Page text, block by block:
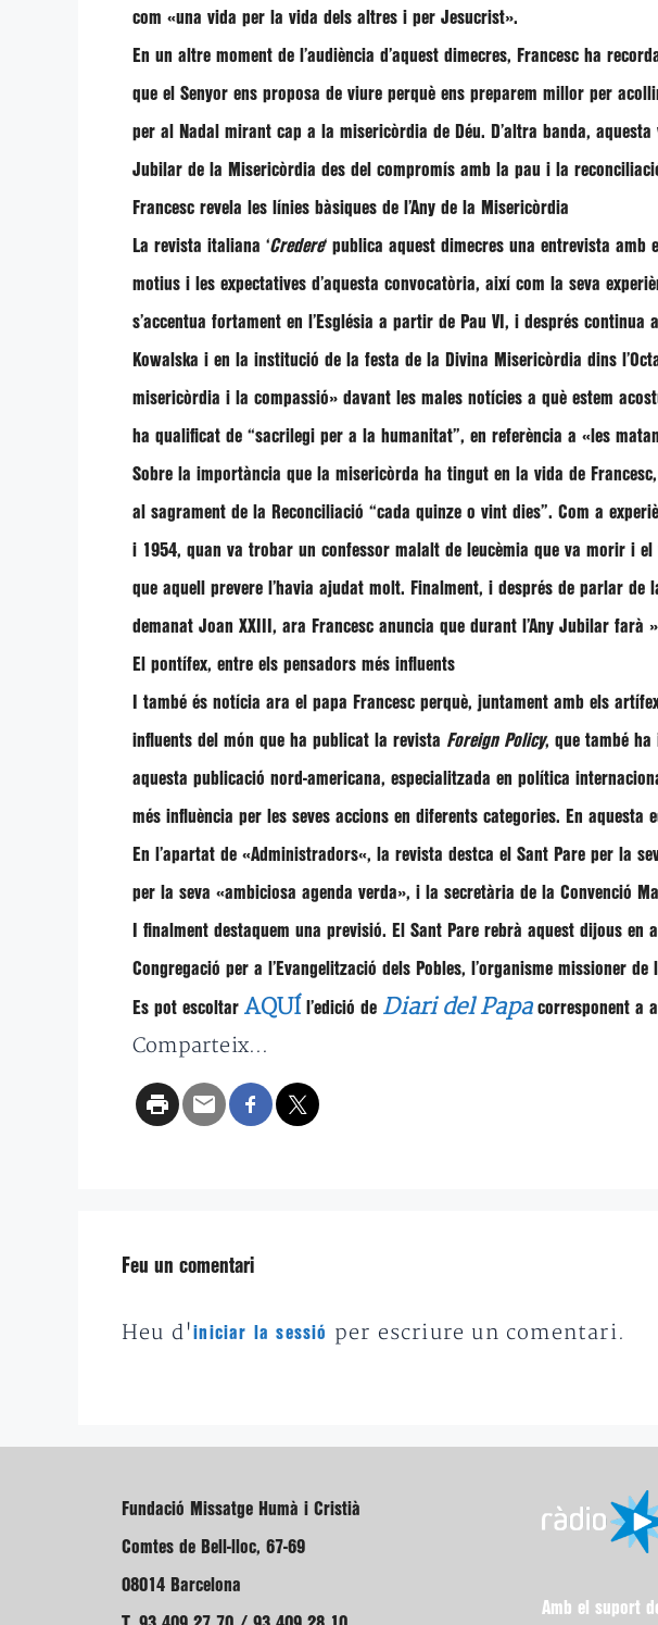
com «una vida per la vida dels altres i per Jesucrist».
En un altre moment de l’audiència d’aquest dimecres, Francesc ha
que el Senyor ens proposa de viure perquè ens preparem millor per
per al Nadal mirant cap a la misericòrdia de Déu. D’altra banda,
Jubilar de la Misericòrdia des del compromís amb la pau i la
Francesc revela les línies bàsiques de l’Any de la Misericòrdia
La revista italiana ‘Credere‘ publica aquest dimecres una entrevista amb
motius i les expectatives d’aquesta convocatòria, així com la seva
s’accentua fortament en l’Església a partir de Pau VI, i després
Kowalska i en la institució de la festa de la Divina Misericòrdia dins
misericòrdia i la compassió» davant les males notícies a què estem
ha qualificat de “sacrilegi per a la humanitat”, en referència a «les
Sobre la importància que la misericòrda ha tingut en la vida de Francesc
al sagrament de la Reconciliació “cada quinze o vint dies”. Com a
i 1954, quan va trobar un confessor malalt de leucèmia que va morir i
que aquell prevere l’havia ajudat molt. Finalment, i després de parlar
demanat Joan XXIII, ara Francesc anuncia que durant l’Any Jubilar farà
El pontífex, entre els pensadors més influents
I també és notícia ara el papa Francesc perquè, juntament amb els
influents del món que ha publicat la revista Foreign Policy, que també ha
aquesta publicació nord-americana, especialitzada en política
més influència per les seves accions en diferents categories. En aquesta
En l’apartat de «Administradors«, la revista destca el Sant Pare per la
per la seva «ambiciosa agenda verda», i la secretària de la Convenció
I finalment destaquem una previsió. El Sant Pare rebrà aquest dijous
Congregació per a l’Evangelització dels Pobles, l’organisme missioner de
Es pot escoltar AQUÍ l’edició de Diari del Papacorresponent a
Comparteix...
Feu un comentari
Heu d'iniciar la sessió per escriure un comentari.
Fundació Missatge Humà i Cristià
Comtes de Bell-lloc, 67-69
08014 Barcelona
Amb el suport